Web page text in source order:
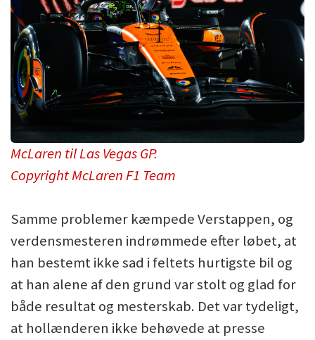
McLaren til Las Vegas GP.
Copyright McLaren F1 Team
Samme problemer kæmpede Verstappen, og
verdensmesteren indrømmede efter løbet, at
han bestemt ikke sad i feltets hurtigste bil og
at han alene af den grund var stolt og glad for
både resultat og mesterskab. Det var tydeligt,
at hollænderen ikke behøvede at presse